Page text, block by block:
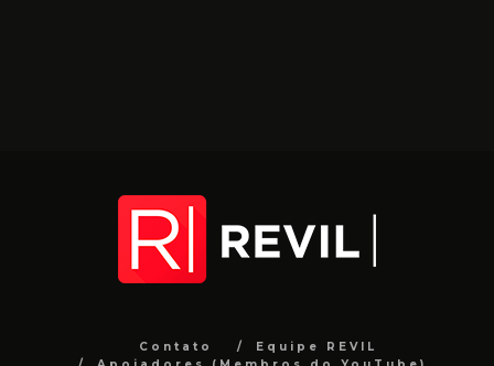
Contato
Equipe REVIL